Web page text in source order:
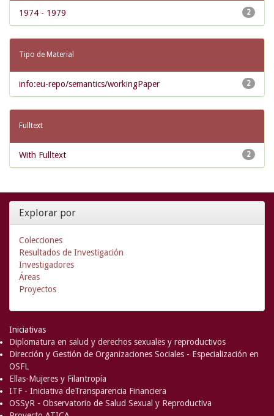
2
1974 - 1979
Tipo de Material
2
info:eu-repo/semantics/workingPaper
Fulltext
2
With Fulltext
Explorar por
Colecciones
Resultados de Investigación
Investigadores
Áreas
Proyectos
Iniciativas
Diplomatura en salud y derechos sexuales y reproductivos
Dirección y Gestión de Organizaciones Sociales - Especialización en
OSFL
Ellas-Mujeres y Filantropía
ITF - Iniciativa deTransparencia Financiera
OSSyR - Observatorio de Salud Sexual y Reproductiva